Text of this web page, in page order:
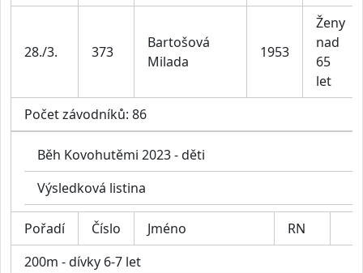
28./3. 373
Bartošová
Milada
1953
Ženy
nad
65
let
Počet závodníků: 86
Běh Kovohutěmi 2023 - děti
Výsledková listina
Pořadí Číslo Jméno
RN
200m - dívky 6-7 let